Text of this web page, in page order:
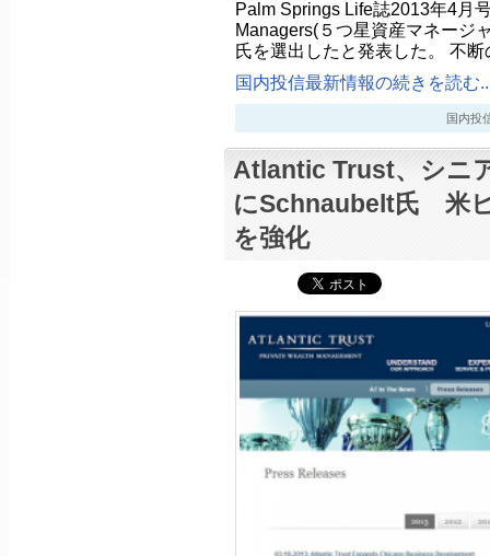
Palm Springs Life誌2013年4月
Managers(５つ星資産マネージ
氏を選出したと発表した。 不
国内投信最新情報の続きを読む
国内投
Atlantic Trust、シニ
にSchnaubelt氏 米
を強化